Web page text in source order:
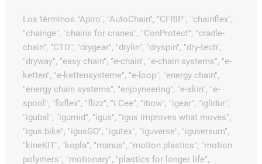
Los términos "Apiro", "AutoChain", "CFRIP", "chainflex",
"chainge", "chains for cranes", "ConProtect", "cradle-
chain", "CTD", "drygear", "drylin", "dryspin", "dry-tech",
"dryway", "easy chain", "e-chain", "e-chain systems", "e-
ketten", "e-kettensysteme", "e-loop", "energy chain",
"energy chain systems", "enjoyneering", "e-skin", "e-
spool", "fixflex", "flizz", "i.Cee", "ibow", "igear", "iglidur",
"igubal", "igumid", "igus", "igus improves what moves",
"igus:bike", "igusGO", "igutex", "iguverse", "iguversum",
"kineKIT", "kopla", "manus", "motion plastics", "motion
polymers", "motionary", "plastics for longer life",